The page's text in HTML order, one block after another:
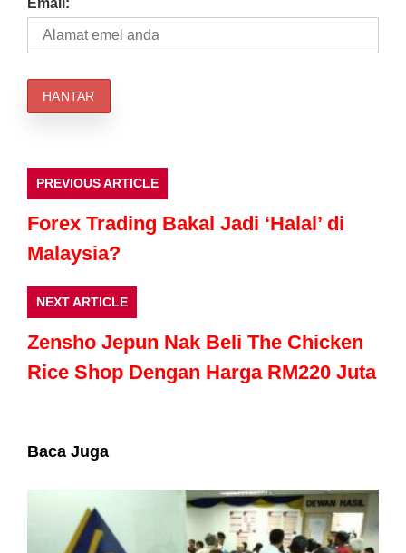
PREVIOUS ARTICLE
Forex Trading Bakal Jadi ‘Halal’ di
Malaysia?
NEXT ARTICLE
Zensho Jepun Nak Beli The Chicken
Rice Shop Dengan Harga RM220 Juta
Baca Juga